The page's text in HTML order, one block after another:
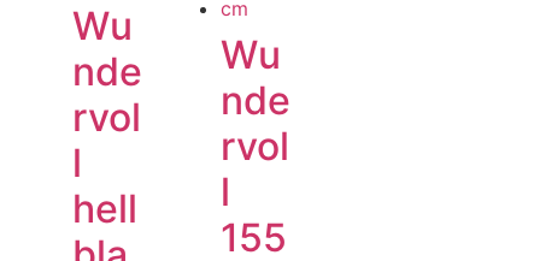
Wu
nde
rvol
l
hell
Wu
nde
rvol
l
155